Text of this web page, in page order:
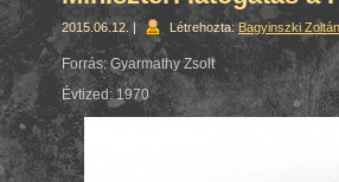
2015.06.12. | Létrehozta:Bagyinszki Zoltán
Forrás: Gyarmathy Zsolt
Évtized: 1970